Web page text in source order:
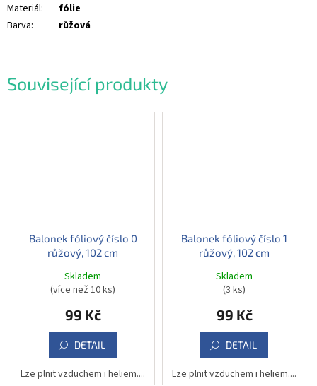
Související produkty
Balonek fóliový číslo 0
růžový, 102 cm
Skladem
(více než 10 ks)
99 Kč
DETAIL
Lze plnit vzduchem i heliem....
Balonek fóliový číslo 1
růžový, 102 cm
Skladem
(3 ks)
99 Kč
DETAIL
Lze plnit vzduchem i heliem....
Materiál:
fólie
Barva: růžová